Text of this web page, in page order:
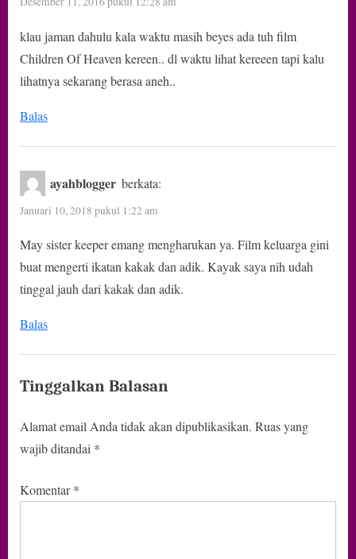
klau jaman dahulu kala waktu masih beyes ada tuh film
Children Of Heaven kereen.. dl waktu lihat kereeen tapi kalu
lihatnya sekarang berasa aneh..
Balas
ayahblogger berkata:
Januari 10, 2018 pukul 1:22 am
May sister keeper emang mengharukan ya. Film keluarga gini
buat mengerti ikatan kakak dan adik. Kayak saya nih udah
tinggal jauh dari kakak dan adik.
Balas
Tinggalkan Balasan
Alamat email Anda tidak akan dipublikasikan. Ruas yang
wajib ditandai *
Komentar*